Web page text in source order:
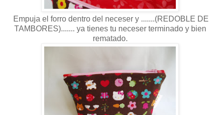
Empuja el forro dentro del neceser y .......(REDOBLE DE
TAMBORES)....... ya tienes tu neceser terminado y bien
rematado.